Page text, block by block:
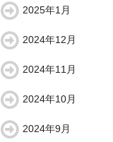
2025年1月
2024年12月
2024年11月
2024年10月
2024年9月